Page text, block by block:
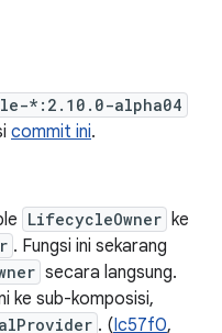
*:2.10.0-alpha04
commit ini.
LifecycleOwner ke
. Fungsi ini sekarang
secara langsung.
ke sub-komposisi,
. (Ic57f0,